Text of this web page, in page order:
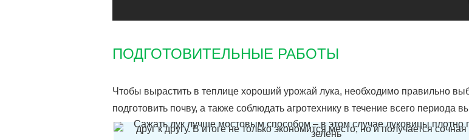
ПОДГОТОВИТЕЛЬНЫЕ РАБОТЫ
Чтобы вырастить в теплице хороший урожай лука, необходимо правильно
подготовить почву, а также соблюдать агротехнику в течение всего периода